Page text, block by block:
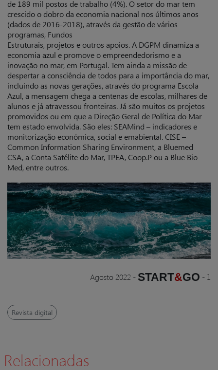
de 189 mil postos de trabalho (4%). O setor do mar tem
crescido o dobro da economia nacional nos últimos anos
(dados de 2016-2018), através da gestão de vários
programas, Fundos
Estruturais, projetos e outros apoios. A DGPM dinamiza a
economia azul e promove o empreendedorismo e a
inovação no mar, em Portugal. Tem ainda a missão de
despertar a consciência de todos para a importância do mar,
incluindo as novas gerações, através do programa Escola
Azul, a mensagem chega a centenas de escolas, milhares de
alunos e já atravessou fronteiras. Já são muitos os projetos
promovidos ou em que a Direção Geral de Política do Mar
tem estado envolvida. São eles: SEAMind – indicadores e
monitorização económica, social e emabiental. CISE –
Common Information Sharing Environment, a Bluemed
CSA, a Conta Satélite do Mar, TPEA, Coop.P ou a Blue Bio
Med, entre outros.
Agosto 2022 - START&GO - 1
Revista digital
Relacionadas